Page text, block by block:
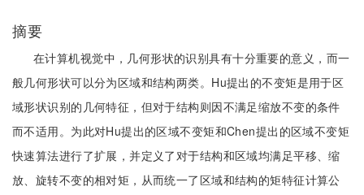
摘要
在计算机视觉中，几何形状的识别具有十分重要的意义，而一
般几何形状可以分为区域和结构两类。Hu提出的不变矩是用于区
域形状识别的几何特征，但对于结构则因不满足缩放不变的条件
而不适用。为此对Hu提出的区域不变矩和Chen提出的区域不变矩
快速算法进行了扩展，并定义了对于结构和区域均满足平移、缩
放、旋转不变的相对矩，从而统一了区域和结构的矩特征计算公